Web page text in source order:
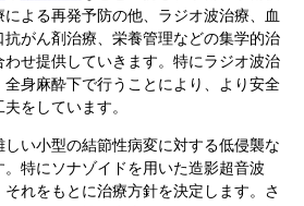
よる再発予防の他、ラジオ波治療、血
がん剤治療、栄養管理などの集学的治
せ提供していきます。特にラジオ波治
身麻酔下で行うことにより、より安全
をしています。
しい小型の結節性病変に対する低侵襲な
特にソナゾイドを用いた造影超音波
れをもとに治療方針を決定します。さ